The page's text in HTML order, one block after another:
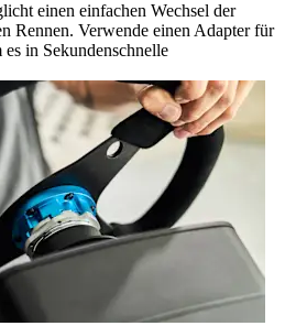
einen einfachen Wechsel der
Rennen. Verwende einen Adapter für
es in Sekundenschnelle